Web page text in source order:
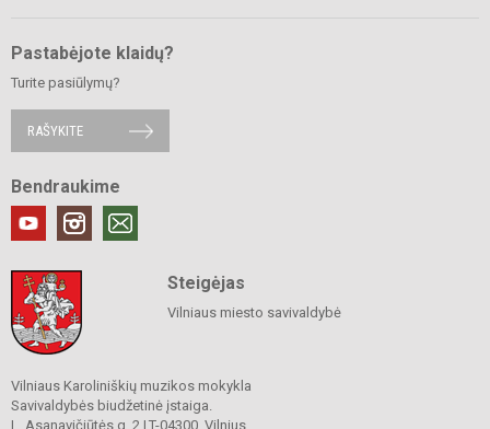
Pastabėjote klaidų?
Turite pasiūlymų?
RAŠYKITE
Bendraukime
Steigėjas
Vilniaus miesto savivaldybė
Vilniaus Karoliniškių muzikos mokykla
Savivaldybės biudžetinė įstaiga.
L. Asanavičiūtės g. 2 LT-04300, Vilnius